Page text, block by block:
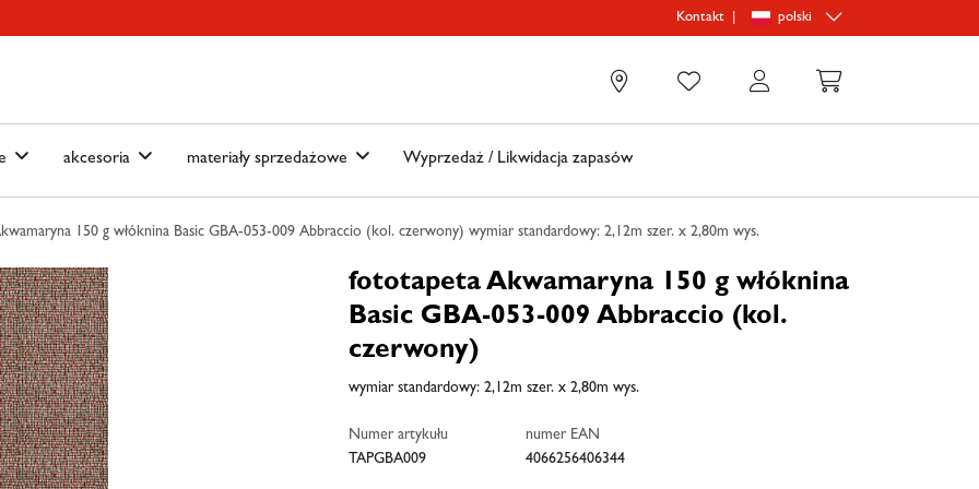
Kontakt polski
akcesoria materiały sprzedażowe Wyprzedaż / Likwidacja zapasów
150 g włóknina Basic GBA-053-009 Abbraccio (kol. czerwony) wymiar standardowy: 2,12m szer. x 2,80m wys.
fototapeta Akwamaryna 150 g włóknina
Basic GBA-053-009 Abbraccio (kol.
czerwony)
wymiar standardowy: 2,12m szer. x 2,80m wys.
Numer artykułu
TAPGBA009
numer EAN
4066256406344